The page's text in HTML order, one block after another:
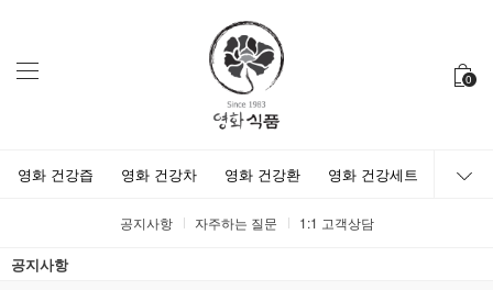
0
영화 건강즙 영화 건강차 영화 건강환 영화 건강세트
공지사항 자주하는 질문 1:1 고객상담
공지사항